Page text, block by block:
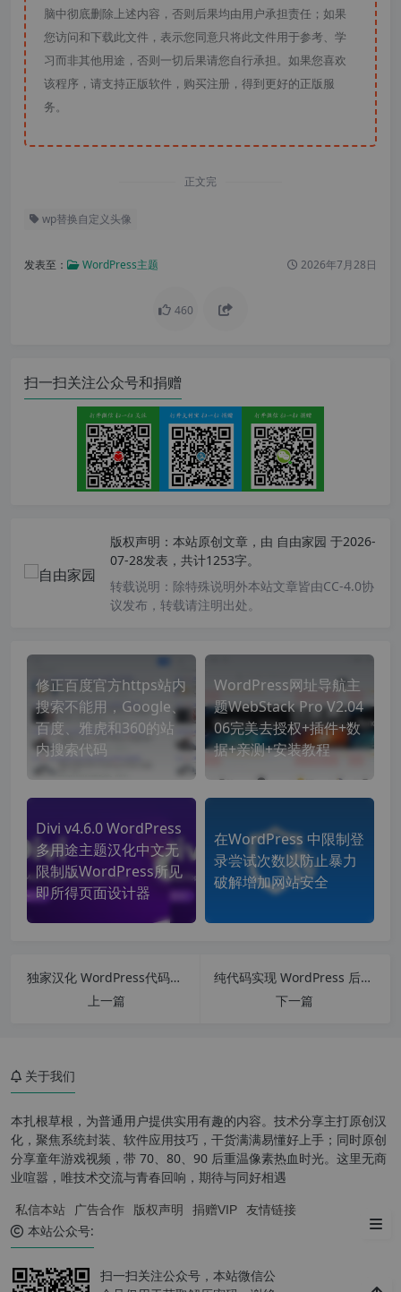
脑中彻底删除上述内容，否则后果均由用户承担责任；如果
您访问和下载此文件，表示您同意只将此文件用于参考、学
习而非其他用途，否则一切后果请您自行承担。如果您喜欢
该程序，请支持正版软件，购买注册，得到更好的正版服
务。
正文完
wp替换自定义头像
发表至： WordPress主题 2026年7月28日
460
扫一扫关注公众号和捐赠
版权声明： 本站原创文章，由 自由家园 于2026-
07-28发表，共计1253字。
转载说明： 除特殊说明外本站文章皆由CC-4.0协
议发布，转载请注明出处。
修正百度官方https站内
搜索不能用，Google、
百度、雅虎和360的站
内搜索代码
WordPress网址导航主
题WebStack Pro V2.04
06完美去授权+插件+数
据+亲测+安装教程
Divi v4.6.0 WordPress
多用途主题汉化中文无
限制版WordPress所见
即所得页面设计器
在WordPress 中限制登
录尝试次数以防止暴力
破解增加网站安全
独家汉化 WordPress代码片段插件 WPCode Lite 2.3.0 汉化中文版 再也不用为了个小功能而修改主题了
上一篇
纯代码实现 WordPress 后台登录添加验证码功能(实测有效)
下一篇
方法 1：在用户资料中设置默认
头像
头像
关于我们
本扎根草根，为普通用户提供实用有趣的内容。技术分享主打原创汉
化，聚焦系统封装、软件应用技巧，干货满满易懂好上手；同时原创
分享童年游戏视频，带 70、80、90 后重温像素热血时光。这里无商
业喧嚣，唯技术交流与青春回响，期待与同好相遇
私信本站 广告合作 版权声明 捐赠VIP 友情链接
本站公众号:
扫一扫关注公众号，本站微信公